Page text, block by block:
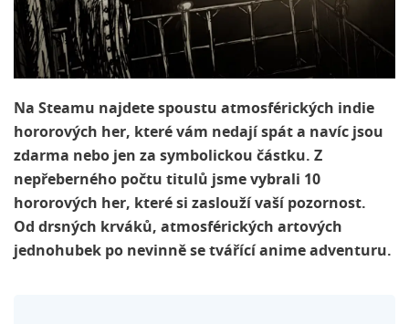
Na Steamu najdete spoustu atmosférických indie
hororových her, které vám nedají spát a navíc jsou
zdarma nebo jen za symbolickou částku. Z
nepřeberného počtu titulů jsme vybrali 10
hororových her, které si zaslouží vaší pozornost.
Od drsných krváků, atmosférických artových
jednohubek po nevinně se tvářící anime adventuru.